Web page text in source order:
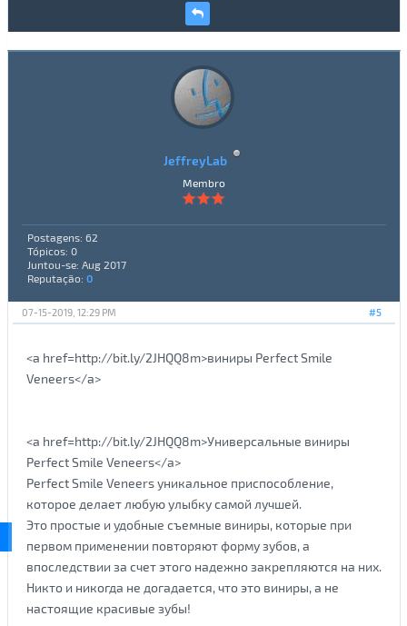
JeffreyLab
Membro
Postagens: 62
Tópicos: 0
Juntou-se: Aug 2017
Reputação: 0
#5
07-15-2019, 12:29 PM
<a href=http://bit.ly/2JHQQ8m>виниры Perfect Smile
Veneers</a>
<a href=http://bit.ly/2JHQQ8m>Универсальные виниры
Perfect Smile Veneers</a>
Perfect Smile Veneers уникальное приспособление,
которое делает любую улыбку самой лучшей.
Это простые и удобные съемные виниры, которые при
первом применении повторяют форму зубов, а
впоследствии за счет этого надежно закрепляются на них.
Никто и никогда не догадается, что это виниры, а не
настоящие красивые зубы!